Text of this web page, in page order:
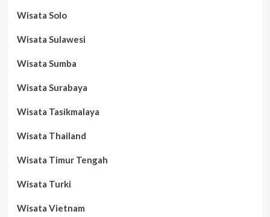
Wisata Solo
Wisata Sulawesi
Wisata Sumba
Wisata Surabaya
Wisata Tasikmalaya
Wisata Thailand
Wisata Timur Tengah
Wisata Turki
Wisata Vietnam